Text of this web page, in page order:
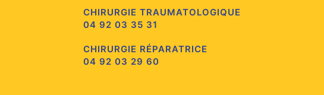
CHIRURGIE TRAUMATOLOGIQUE
04 92 03 35 31
CHIRURGIE RÉPARATRICE
04 92 03 29 60